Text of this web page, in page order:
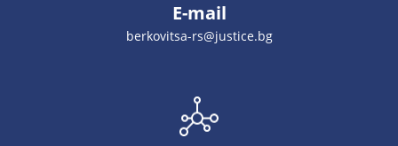
E-mail
berkovitsa-rs@justice.bg